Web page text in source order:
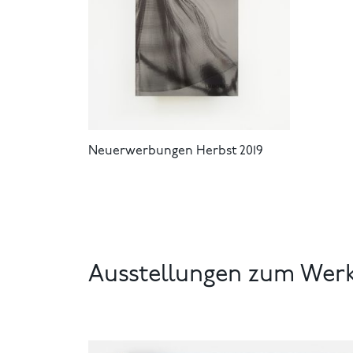
Neuerwerbungen Herbst 2019
Ausstellungen zum